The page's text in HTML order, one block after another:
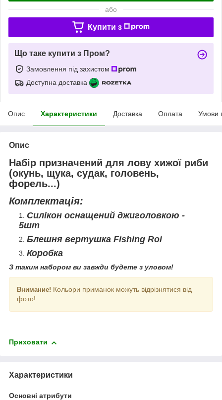
або
Купити з
Що таке купити з Пром?
Замовлення під захистом
Доступна доставка
Опис Характеристики Доставка Оплата Умови
Опис
Набір призначений для лову хижої риби
(окунь, щука, судак, головень,
форель...)
Комплектація:
Силікон оснащений джиголовкою -
5шт
Блешня вертушка Fishing Roi
Коробка
З таким набором ви завжди будете з уловом!
Внимание! Кольори приманок можуть відрізнятися від
фото!
Приховати
Характеристики
Основні атрибути